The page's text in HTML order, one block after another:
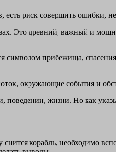
риск совершить ошибки,
Это древний, важный и
символом прибежища,
окружающие события и
жизни. Но как
корабль, необходимо